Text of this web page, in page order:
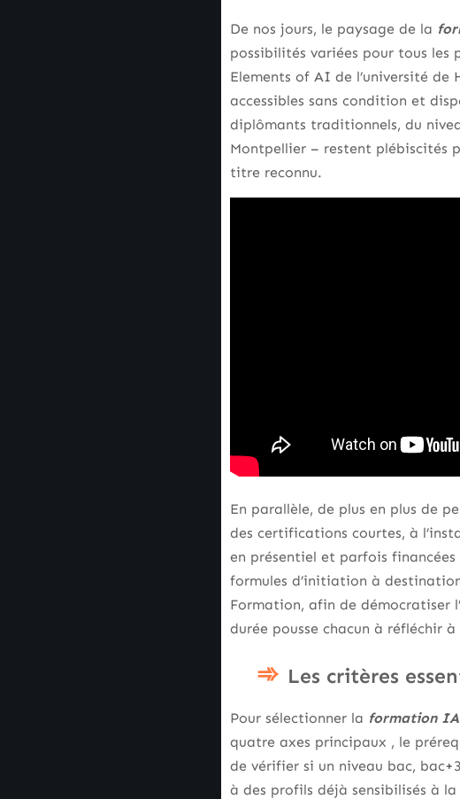
De nos jours, le paysage de la
possibilités variées pour tous les
Elements of AI de l’université
accessibles sans condition et
diplômants traditionnels, du
Montpellier – restent plébiscités
titre reconnu.
En parallèle, de plus en plus de
des certifications courtes, à
en présentiel et parfois financées
formules d’initiation à
Formation, afin de démocratiser
durée pousse chacun à réfléchir
Les critères
Pour sélectionner la formation
quatre axes principaux , le
de vérifier si un niveau bac,
à des profils déjà sensibilisés à